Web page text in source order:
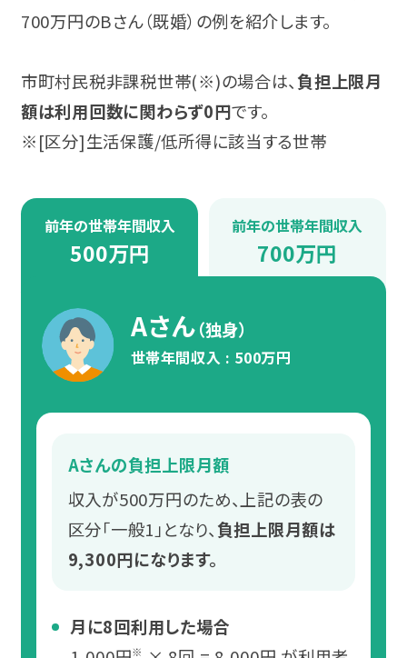
自閉スペクトラム症（ASD）
肢体不自由
内部障害
合理的配慮とは
京都
滋賀
中国・四国
広島
山口
香川
愛媛
九州・沖縄
福岡
宮崎
九州・沖縄
700万円のBさん（既婚）の例を紹介します。
市町村民税非課税世帯(※)の場合は、負担上限月
額は利用回数に関わらず0円です。
※[区分]生活保護/低所得に該当する世帯
前年の世帯年間収入
500万円
前年の世帯年間収入
700万円
Aさん（独身）
世帯年間収入 : 500万円
Aさんの負担上限月額
収入が500万円のため、上記の表の
区分「一般1」となり、負担上限月額は
9,300円になります。
月に8回利用した場合
※